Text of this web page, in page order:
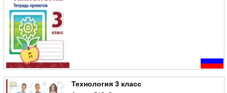
Технология 3 класс